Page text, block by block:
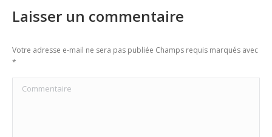
Laisser un commentaire
Votre adresse e-mail ne sera pas publiée Champs requis marqués avec
*
Commentaire